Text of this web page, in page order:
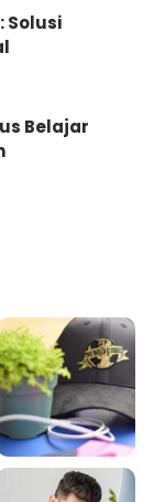
Solusi
Belajar